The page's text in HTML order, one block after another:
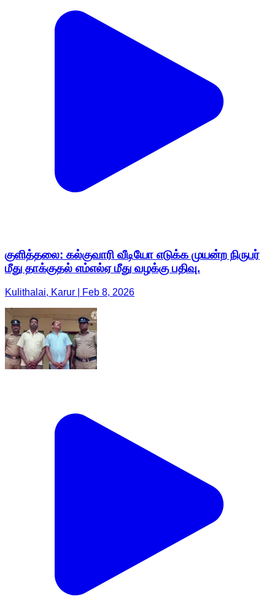
குளித்தலை: கல்குவாரி வீடியோ எடுக்க முயன்ற நிருபர்
மீது தாக்குதல் எம்எல்ஏ மீது வழக்கு பதிவு.
Kulithalai, Karur | Feb 8, 2026